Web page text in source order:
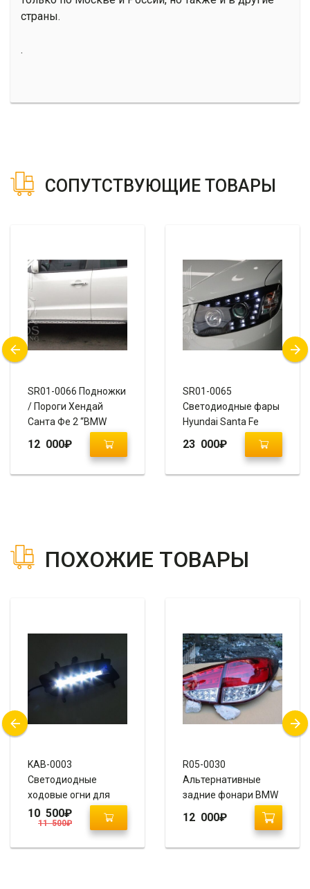
страны.
.
СОПУТСТВУЮЩИЕ ТОВАРЫ
SR01-0066 Подножки
/ Пороги Хендай
Санта Фе 2 “BMW
12 000₽
SR01-0065
Светодиодные фары
Hyundai Santa Fe
2006+”AUDI Q7 Style”
23 000₽
ПОХОЖИЕ ТОВАРЫ
KAB-0003
Светодиодные
ходовые огни для
Hyundai Grand Starex
/ H1 вместо
11 500₽
10 500₽
R05-0030
Альтернативные
задние фонари BMW
Design на Hyundai
12 000₽